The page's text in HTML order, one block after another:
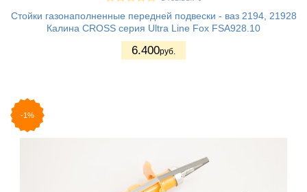
Стойки газонаполненные передней подвески - ваз 2194, 21928
Калина CROSS серия Ultra Line Fox FSA928.10
6.400руб.
-1%